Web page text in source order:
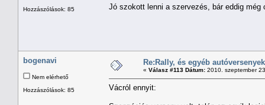
Hozzászólások: 85
Jó szokott lenni a szervezés, bár eddig
bogenavi
Nem elérhető
Hozzászólások: 85
Re:Rally, és egyéb autóversenyek
« Válasz #113 Dátum: 2010. szeptember
Vácról ennyit: